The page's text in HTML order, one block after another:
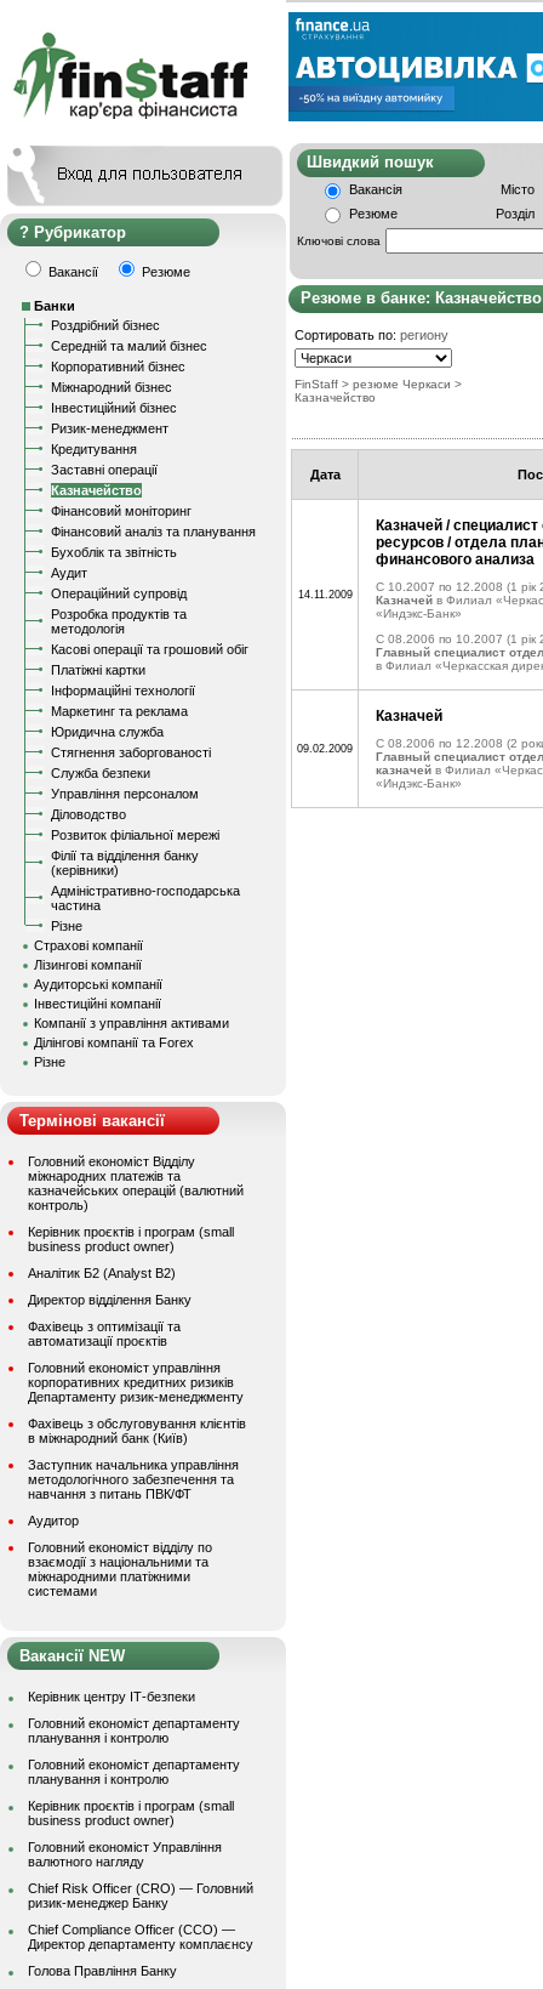
Рубрикатор
Вакансії Резюме
Банки
Роздрібний бізнес
Середній та малий бізнес
Корпоративний бізнес
Міжнародний бізнес
Інвестиційний бізнес
Ризик-менеджмент
Кредитування
Заставні операції
Казначейство
Фінансовий моніторинг
Фінансовий аналіз та планування
Бухоблік та звітність
Аудит
Операційний супровід
Розробка продуктів та
методологія
Касові операції та грошовий обіг
Платіжні картки
Інформаційні технології
Маркетинг та реклама
Юридична служба
Стягнення заборгованості
Служба безпеки
Управління персоналом
Діловодство
Розвиток філіальної мережі
Філії та відділення банку
(керівники)
Адміністративно-господарська
частина
Різне
Страхові компанії
Лізингові компанії
Аудиторські компанії
Інвестиційні компанії
Компанії з управління активами
Ділінгові компанії та Forex
Різне
Термінові вакансії
Головний економіст Відділу
міжнародних платежів та
казначейських операцій (валютний
контроль)
Керівник проєктів і програм (small
business product owner)
Аналітик Б2 (Analyst B2)
Директор відділення Банку
Фахівець з оптимізації та
автоматизації проєктів
Головний економіст управління
корпоративних кредитних ризиків
Департаменту ризик-менеджменту
Фахівець з обслуговування клієнтів
в міжнародний банк (Київ)
Заступник начальника управління
методологічного забезпечення та
навчання з питань ПВК/ФТ
Аудитор
Головний економіст відділу по
взаємодії з національними та
міжнародними платіжними
системами
Вакансії NEW
Керівник центру ІТ-безпеки
Головний економіст департаменту
планування і контролю
Головний економіст департаменту
планування і контролю
Керівник проєктів і програм (small
business product owner)
Головний економіст Управління
валютного нагляду
Chief Risk Officer (CRO) — Головний
ризик-менеджер Банку
Chief Compliance Officer (CCO) —
Директор департаменту комплаєнсу
Голова Правління Банку
Швидкий
Вакансія
Місто
Резюме
Розділ
Ключові слова
Резюме в банке: Казначейство
Сортировать по: региону
FinStaff > резюме Черкаси >
Казначейство
Дата
14.11.2009
Казначей /
ресурсов / отдела
финансового анализа
C 10.2007 по 12.2008 (1 рік
Казначей в Филиал
«Индэкс-Банк»
C 08.2006 по 10.2007 (1 рік
Главный специалист
в Филиал «Черкасская
09.02.2009
Казначей
C 08.2006 по 12.2008 (2
Главный специалист
казначей в Филиал
«Индэкс-Банк»